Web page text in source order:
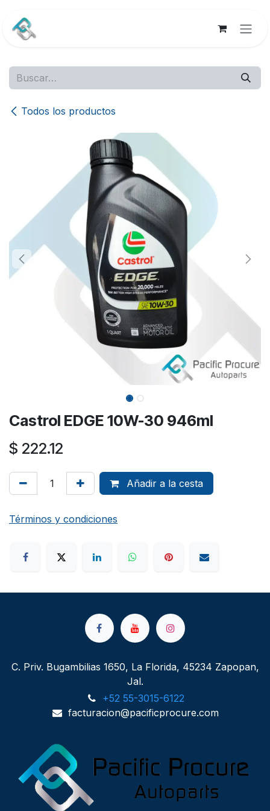
Todos los productos
Castrol EDGE 10W-30 946ml
$ 222.12
Añadir a la cesta
Términos y condiciones
C. Priv. Bugambilias 1650, La Florida, 45234 Zapopan,
Jal.
+52 55-3015-6122
facturacion@pacificprocure.com